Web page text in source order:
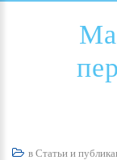
в Статьи и